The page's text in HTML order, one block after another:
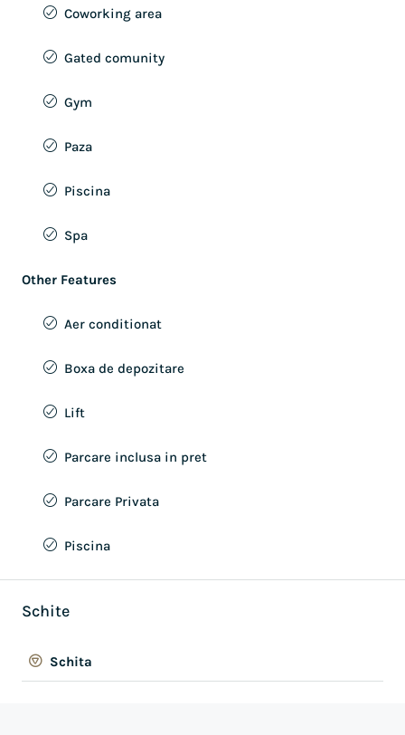
Coworking area
Gated comunity
Gym
Paza
Piscina
Spa
Other Features
Aer conditionat
Boxa de depozitare
Lift
Parcare inclusa in pret
Parcare Privata
Piscina
Schite
Schita